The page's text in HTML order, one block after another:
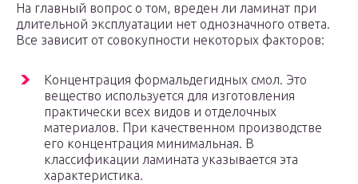
На главный вопрос о том, вреден ли ламинат при
длительной эксплуатации нет однозначного ответа.
Все зависит от совокупности некоторых факторов:
Концентрация формальдегидных смол. Это
вещество используется для изготовления
практически всех видов и отделочных
материалов. При качественном производстве
его концентрация минимальная. В
классификации ламината указывается эта
характеристика.